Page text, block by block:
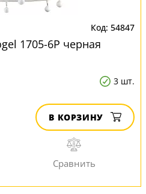
54847
1705-6P черная
3 шт.
В КОРЗИНУ